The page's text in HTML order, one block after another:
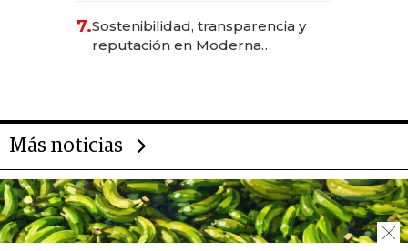
7.Sostenibilidad, transparencia y
reputación en Moderna
Más noticias